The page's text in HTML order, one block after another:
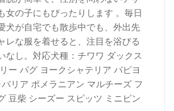
女の子にもぴったりします 。毎日
犬が自宅でも散歩中でも、外出先
レな服を着せると、注目を浴びる
なし。対応犬種：チワワ ダックス
ー パグ ヨークシャテリア パピヨ
リア ポメラニアン マルチーズ フ
豆柴 シーズー スピッツ ミニピン